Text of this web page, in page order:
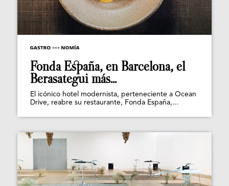
Fonda España, en Barcelona, el
Berasategui más...
El icónico hotel modernista, perteneciente a Ocean
Drive, reabre su restaurante, Fonda España,...